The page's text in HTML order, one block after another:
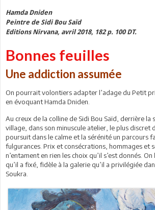
Hamda Dniden
Peintre de Sidi Bou Saïd
Editions Nirvana, avril 2018, 182 p. 100 DT.
Bonnes feuilles
Une addiction assumée
On pourrait volontiers adapter l’adage du Petit
en évoquant Hamda Dniden.
Au creux de la colline de Sidi Bou Saïd, derrière la
village, dans son minuscule atelier, le plus discret
poursuit dans le calme et la sérénité un parcours
fulgurances. Prix et consécrations, hommages et
n’entament en rien les choix qu’il s’est donnés.
qu’il a fixé, fidèle à la galerie qu’il a privilégiée
Soukra.